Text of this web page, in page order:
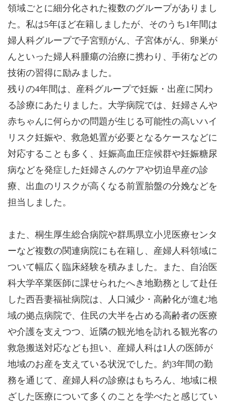
領域ごとに細分化された複数のグループがありまし
た。私は5年ほど在籍しましたが、そのうち1年間は
婦人科グループで子宮頸がん、子宮体がん、卵巣が
んといった婦人科腫瘍の治療に携わり、手術などの
技術の習得に励みました。
残りの4年間は、産科グループで妊娠・出産に関わ
る診療にあたりました。大学病院では、妊婦さんや
赤ちゃんに何らかの問題が生じる可能性の高いハイ
リスク妊娠や、救急処置が必要となるケースなどに
対応することも多く、妊娠高血圧症候群や妊娠糖尿
病などを発症した妊婦さんのケアや切迫早産の診
療、出血のリスクが高くなる前置胎盤の分娩などを
担当しました。
また、桐生厚生総合病院や群馬県立小児医療センタ
ーなど複数の関連病院にも在籍し、産婦人科領域に
ついて幅広く臨床経験を積みました。また、自治医
科大学卒業医師に課せられたへき地勤務として赴任
した西吾妻福祉病院は、人口減少・高齢化が進む地
域の拠点病院で、住民の大半を占める高齢者の医療
や介護を支えつつ、近隣の観光地を訪れる観光客の
救急搬送対応なども担い、産婦人科は1人の医師が
地域のお産を支えている状況でした。約3年間の勤
務を通じて、産婦人科の診療はもちろん、地域に根
ざした医療について多くのことを学べたと感じてい